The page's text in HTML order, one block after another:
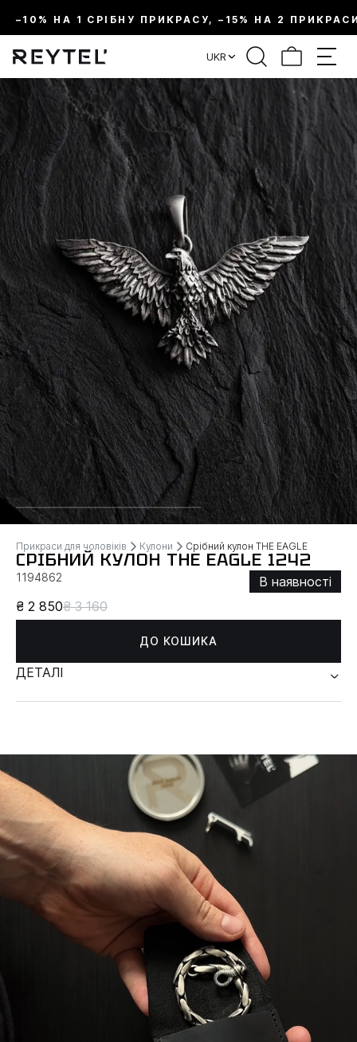
–10% НА 1 СРІБНУ ПРИКРАСУ, –15% НА 2
UKR
Прикраси для чоловіків Кулони Срібний кулон THE EAGLE
СРІБНИЙ КУЛОН THE EAGLE 1242
1194862
В наявності
₴ 2 850₴ 3 160
ДО КОШИКА
ДЕТАЛІ